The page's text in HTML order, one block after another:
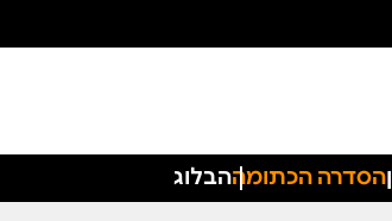
הסדרה הכתומההבלוג